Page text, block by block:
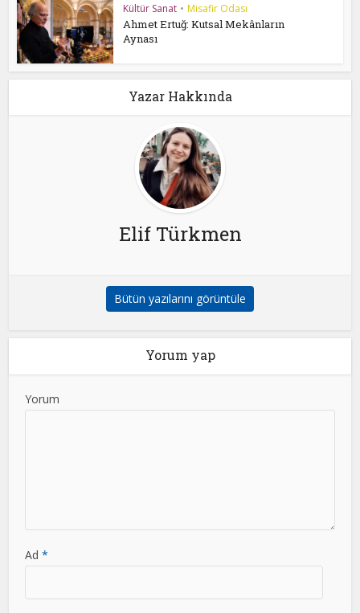
Kültür Sanat • Misafir Odası
Ahmet Ertuğ: Kutsal Mekânların
Aynası
Yazar Hakkında
Elif Türkmen
Bütün yazılarını görüntüle
Yorum yap
Yorum
Ad*